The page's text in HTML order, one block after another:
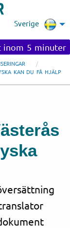
Sverige
inom 5 minuter
KAN DU FÅ HJÄLP